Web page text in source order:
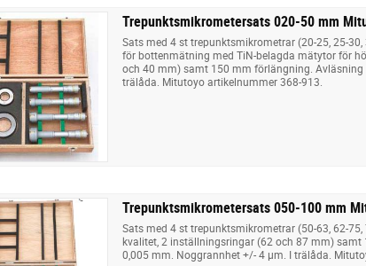
Trepunktsmikrometersats 020-50 mm
Sats med 4 st trepunktsmikrometrar (20-25, 25-
för bottenmätning med TiN-belagda mätytor för
och 40 mm) samt 150 mm förlängning.
trälåda. Mitutoyo artikelnummer 368-913.
Trepunktsmikrometersats 050-100 mm
Sats med 4 st trepunktsmikrometrar (50-63, 62-
kvalitet, 2 inställningsringar (62 och 87 mm)
0,005 mm. Noggrannhet +/- 4 µm. I trälåda.